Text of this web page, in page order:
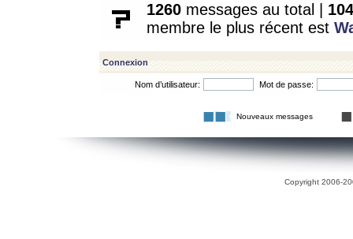
1260 messages au total | 104
membre le plus récent est
Connexion
Nom d’utilisateur: Mot de passe:
Nouveaux messages
Copyright 2006-